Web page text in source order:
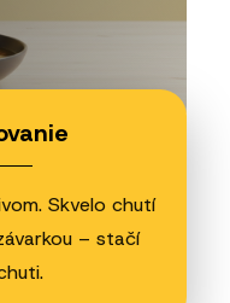
Skvelo chutí
– stačí